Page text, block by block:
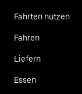
Fahrten nutzen
Fahren
Liefern
Essen